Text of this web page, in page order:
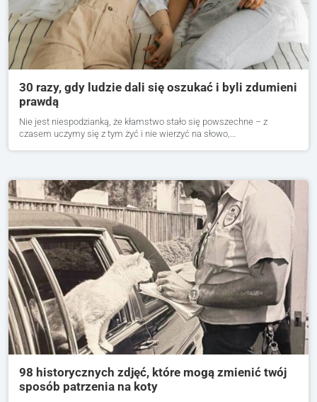
30 razy, gdy ludzie dali się oszukać i byli zdumieni
prawdą
Nie jest niespodzianką, że kłamstwo stało się powszechne – z
czasem uczymy się z tym żyć i nie wierzyć na słowo,…
98 historycznych zdjęć, które mogą zmienić twój
sposób patrzenia na koty